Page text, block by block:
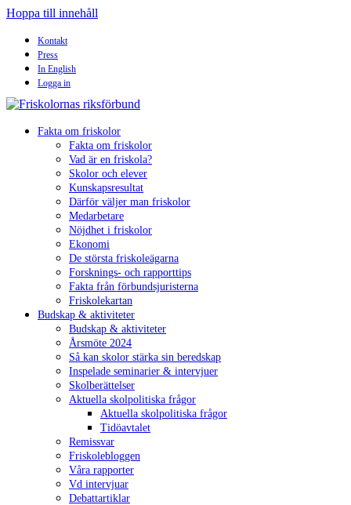
Hoppa till innehåll
Kontakt
Press
In English
Logga in
Fakta om friskolor
Fakta om friskolor
Vad är en friskola?
Skolor och elever
Kunskapsresultat
Därför väljer man friskolor
Medarbetare
Nöjdhet i friskolor
Ekonomi
De största friskoleägarna
Forsknings- och rapporttips
Fakta från förbundsjuristerna
Friskolekartan
Budskap & aktiviteter
Budskap & aktiviteter
Årsmöte 2024
Så kan skolor stärka sin beredskap
Inspelade seminarier & intervjuer
Skolberättelser
Aktuella skolpolitiska frågor
Aktuella skolpolitiska frågor
Tidöavtalet
Remissvar
Friskolebloggen
Våra rapporter
Vd intervjuar
Debattartiklar